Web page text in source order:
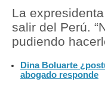
Política
Tu Dinero
Inmobiliarias
La
salir del Perú.
pudiendo
Dina Boluarte
abogado responde